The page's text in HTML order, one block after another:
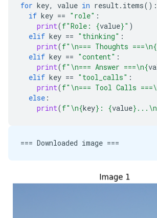
for key, value in result. items():
if key == "role" :
print(f"Role: {value}" )
elif key == "thinking" :
print(f" \n=== Thoughts ===\n{
elif key == "content" :
print(f" \n=== Answer ===\n{
elif key == "tool_calls" :
print(f" \n=== Tool Calls ===
else :
print(f" \n{key} : {value} ... \n